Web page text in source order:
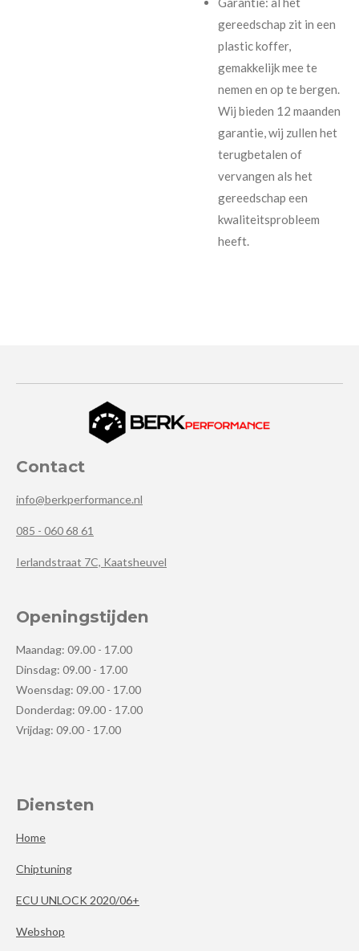
gereedschap zit in een
plastic koffer,
gemakkelijk mee te
nemen en op te bergen.
Wij bieden 12 maanden
garantie, wij zullen het
terugbetalen of
vervangen als het
gereedschap een
kwaliteitsprobleem
heeft.
Contact
info@berkperformance.nl
085 - 060 68 61
Ierlandstraat 7C, Kaatsheuvel
Openingstijden
Maandag: 09.00 - 17.00
Dinsdag: 09.00 - 17.00
Woensdag: 09.00 - 17.00
Donderdag: 09.00 - 17.00
Vrijdag: 09.00 - 17.00
Diensten
Home
Chiptuning
ECU UNLOCK 2020/06+
Webshop